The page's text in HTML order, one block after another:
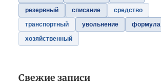
резервный
списание
средство
транспортный
увольнение
формула
хозяйственный
Свежие записи